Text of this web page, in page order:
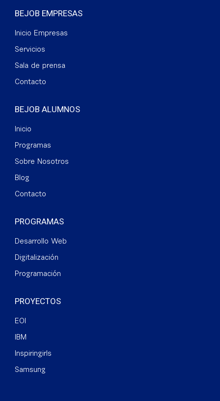
BEJOB EMPRESAS
Inicio Empresas
Servicios
Sala de prensa
Contacto
BEJOB ALUMNOS
Inicio
Programas
Sobre Nosotros
Blog
Contacto
PROGRAMAS
Desarrollo Web
Digitalización
Programación
PROYECTOS
EOI
IBM
Inspiringirls
Samsung